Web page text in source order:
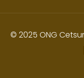
© 2025 ONG